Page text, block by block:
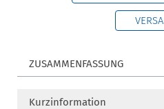
ZUSAMMENFASSUNG
Kurzinformation